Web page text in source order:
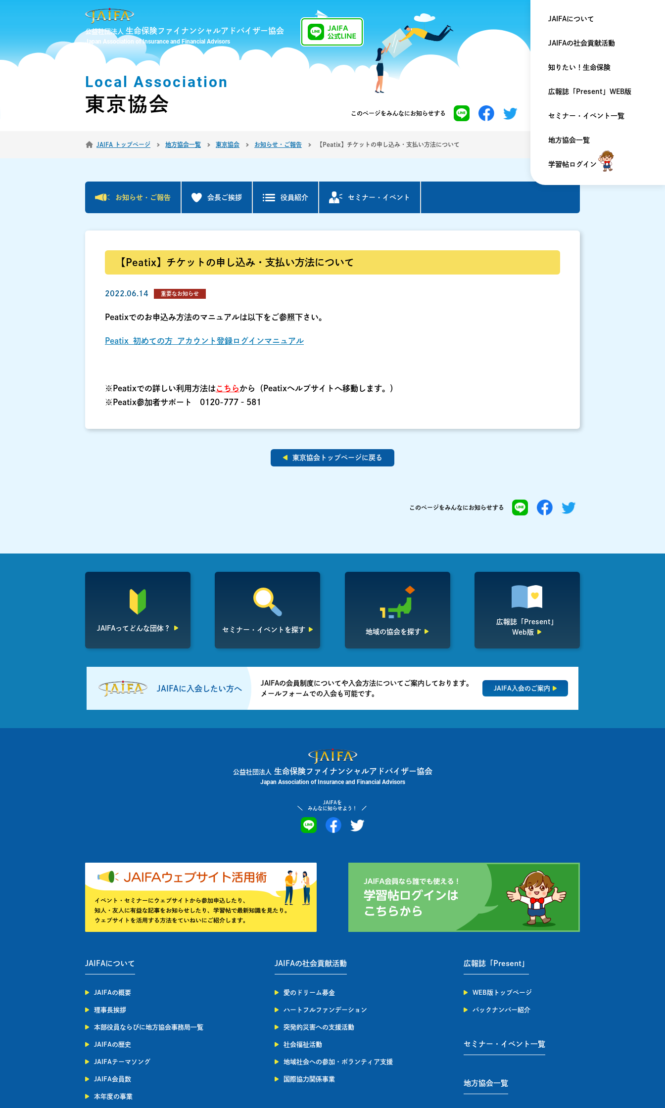
JAIFAについて
JAIFAの社会貢献活動
知りたい！ 生命保険
広報誌「Present」 WEB版
セミナー・ イベント一覧
地方協会一覧
学習帖ログイン
公益社団法人 生命保険ファイナンシャルアドバイザー協会
Japan Association of Insurance and Financial Advisors
Local Association
東京協会
このページをみんなにお知らせする
JAIFA トップページ 地方協会一覧 東京協会 お知らせ・ご報告 【Peatix】チケットの申し込み・支払い方法について
お知らせ・ ご報告 会長ご挨拶 役員紹介 セミナー・ イベント
【Peatix】チケットの申し込み・支払い方法について
2022.06.14 重要なお知らせ
Peatixでのお申込み方法のマニュアルは以下をご参照下さい。
Peatix_初めての方_アカウント登録ログインマニュアル
※Peatixでの詳しい利用方法はこちらから（Peatixヘルプサイトへ移動します。）
※Peatix参加者サポート 0120-777‐581
東京協会トップページに戻る
このページをみんなにお知らせする
JAIFAって どんな団体？ セミナー・イベント を探す 地域の協会を探す
広報誌「Present」
Web版
JAIFAに入会したい方へ
JAIFAの会員制度についてや入会方法についてご案内しております。
メールフォームでの入会も可能です。
JAIFA入会のご案内
公益社団法人
生命保険ファイナンシャルアドバイザー協会
Japan Association of Insurance and Financial Advisors
JAIFAを
みんなに知らせよう！
JAIFAについて
JAIFAの概要
理事長挨拶
本部役員ならびに地方協会事務局一覧
JAIFAの歴史
JAIFAテーマソング
JAIFA会員数
本年度の事業
JAIFAの社会貢献活動
愛のドリーム募金
ハートフルファンデーション
突発的災害への支援活動
社会福祉活動
地域社会への参加・ボランティア支援
国際協力関係事業
広報誌「Present」
WEB版トップページ
バックナンバー紹介
セミナー・イベント一覧
地方協会一覧